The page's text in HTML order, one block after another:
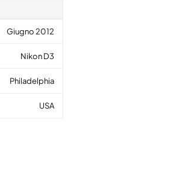
Giugno 2012
Nikon D3
Philadelphia
USA